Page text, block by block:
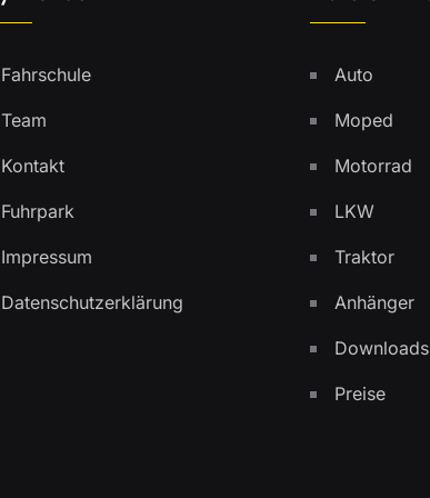
Fahrschule
Team
Kontakt
Fuhrpark
Impressum
Datenschutzerklärung
Auto
Moped
Motorrad
LKW
Traktor
Anhänger
Downloads
Preise